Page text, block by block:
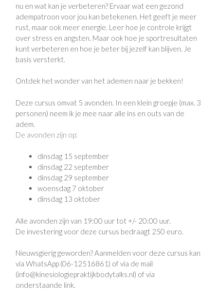
nu en wat kan je verbeteren? Ervaar wat een gezond
adempatroon voor jou kan betekenen. Het geeft je meer
rust, maar ook meer energie. Leer hoe je controle krijgt
over stress en angsten. Maar ook hoe je sportresultaten
kunt verbeteren en hoe je beter bij jezelf kan blijven. Je
basis versterkt.
Ontdek het wonder van het ademen naar je bekken!
Deze cursus omvat 5 avonden. In een klein groepje (max. 3
personen) neem ik je mee naar alle ins en outs van de
adem.
De avonden zijn op:
dinsdag 15 september
dinsdag 22 september
dinsdag 29 september
woensdag 7 oktober
dinsdag 13 oktober
Alle avonden zijn van 19:00 uur tot +/- 20:00 uur.
De investering voor deze cursus bedraagt 250 euro.
Nieuwsgierig geworden?Aanmelden voor deze cursus kan
via WhatsApp (06-12516861) of via de mail
(info@kinesiologiepraktijkbodytalks.nl) of via
onderstaande link.